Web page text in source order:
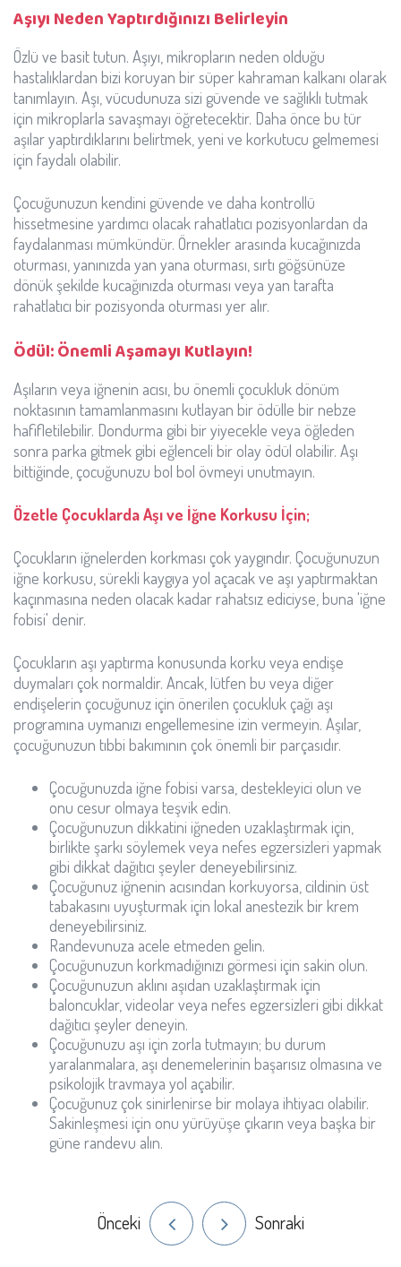
Aşıyı Neden Yaptırdığınızı Belirleyin
Özlü ve basit tutun. Aşıyı, mikropların neden olduğu
hastalıklardan bizi koruyan bir süper kahraman kalkanı olarak
tanımlayın. Aşı, vücudunuza sizi güvende ve sağlıklı tutmak
için mikroplarla savaşmayı öğretecektir. Daha önce bu tür
aşılar yaptırdıklarını belirtmek, yeni ve korkutucu gelmemesi
için faydalı olabilir.
Çocuğunuzun kendini güvende ve daha kontrollü
hissetmesine yardımcı olacak rahatlatıcı pozisyonlardan da
faydalanması mümkündür. Örnekler arasında kucağınızda
oturması, yanınızda yan yana oturması, sırtı göğsünüze
dönük şekilde kucağınızda oturması veya yan tarafta
rahatlatıcı bir pozisyonda oturması yer alır.
Ödül: Önemli Aşamayı Kutlayın!
Aşıların veya iğnenin acısı, bu önemli çocukluk dönüm
noktasının tamamlanmasını kutlayan bir ödülle bir nebze
hafifletilebilir. Dondurma gibi bir yiyecekle veya öğleden
sonra parka gitmek gibi eğlenceli bir olay ödül olabilir. Aşı
bittiğinde, çocuğunuzu bol bol övmeyi unutmayın.
Özetle Çocuklarda Aşı ve İğne Korkusu İçin;
Çocukların iğnelerden korkması çok yaygındır. Çocuğunuzun
iğne korkusu, sürekli kaygıya yol açacak ve aşı yaptırmaktan
kaçınmasına neden olacak kadar rahatsız ediciyse, buna 'iğne
fobisi' denir.
Çocukların aşı yaptırma konusunda korku veya endişe
duymaları çok normaldir. Ancak, lütfen bu veya diğer
endişelerin çocuğunuz için önerilen çocukluk çağı aşı
programına uymanızı engellemesine izin vermeyin. Aşılar,
çocuğunuzun tıbbi bakımının çok önemli bir parçasıdır.
Çocuğunuzda iğne fobisi varsa, destekleyici olun ve
onu cesur olmaya teşvik edin.
Çocuğunuzun dikkatini iğneden uzaklaştırmak için,
birlikte şarkı söylemek veya nefes egzersizleri yapmak
gibi dikkat dağıtıcı şeyler deneyebilirsiniz.
Çocuğunuz iğnenin acısından korkuyorsa, cildinin üst
tabakasını uyuşturmak için lokal anestezik bir krem
deneyebilirsiniz.
Randevunuza acele etmeden gelin.
Çocuğunuzun korkmadığınızı görmesi için sakin olun.
Çocuğunuzun aklını aşıdan uzaklaştırmak için
baloncuklar, videolar veya nefes egzersizleri gibi dikkat
dağıtıcı şeyler deneyin.
Çocuğunuzu aşı için zorla tutmayın; bu durum
yaralanmalara, aşı denemelerinin başarısız olmasına ve
psikolojik travmaya yol açabilir.
Çocuğunuz çok sinirlenirse bir molaya ihtiyacı olabilir.
Sakinleşmesi için onu yürüyüşe çıkarın veya başka bir
güne randevu alın.
Önceki Sonraki